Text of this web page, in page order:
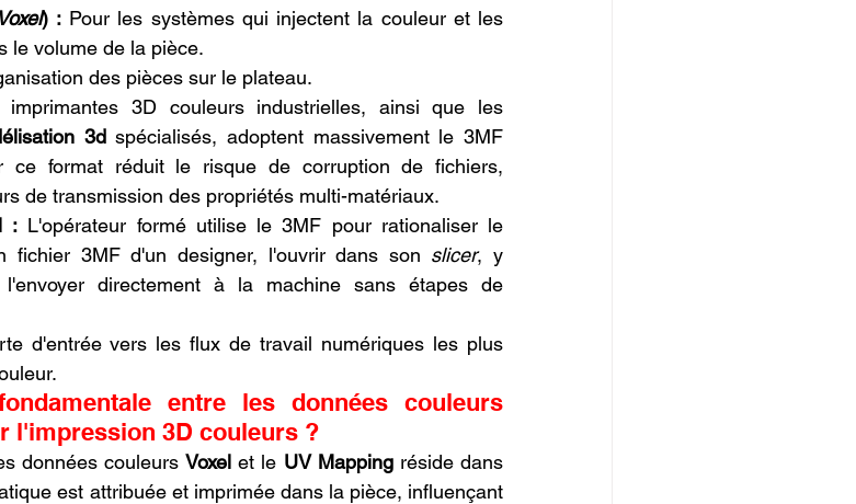
) : Pour les systèmes qui injectent la couleur et les
le volume de la pièce.
des pièces sur le plateau.
imprimantes 3D couleurs industrielles, ainsi que les
3d spécialisés, adoptent massivement le 3MF
ce format réduit le risque de corruption de fichiers,
de transmission des propriétés multi-matériaux.
: L'opérateur formé utilise le 3MF pour rationaliser le
fichier 3MF d'un designer, l'ouvrir dans son slicer, y
directement à la machine sans étapes de
d'entrée vers les flux de travail numériques les plus
l'impression 3D couleurs ?
données couleurs Voxel et le UV Mapping réside dans
est attribuée et imprimée dans la pièce, influençant